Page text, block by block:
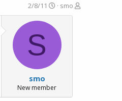
פ
ו
smo
פ
ו
ר
ם
ב
א
ר
י
ך
2/8/11
S
smo
New member